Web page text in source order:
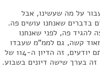
על מה שעשינו, אבל
בדברים שאנחנו עושים פה.
להגיד פה, לפני שאנחנו
קשה, גם לממ"מ שעבדו
על זה קשה וגם לצוות שלי, כי בסופו של דבר, כמו שאתם יודעים, זה הדיון ה-114 של
בערך שישה דיונים בשבוע.